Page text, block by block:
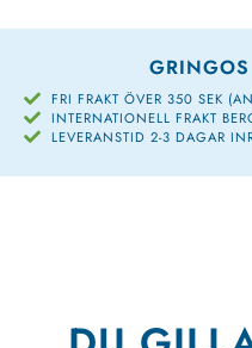
FRI FRAKT ÖVER 350 SEK
INTERNATIONELL FRAKT
LEVERANSTID 2-3 DAGAR